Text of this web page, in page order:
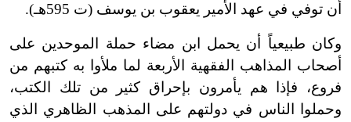
أن توفي في عهد الأمير يعقوب بن يوسف (ت 595هـ).
وكان طبيعياً أن يحمل ابن مضاء حملة الموحدين على
أصحاب المذاهب الفقهية الأربعة لما ملأوا به كتبهم من
فروع، فإذا هم يأمرون بإحراق كثير من تلك الكتب،
وحملوا الناس في دولتهم على المذهب الظاهري الذي